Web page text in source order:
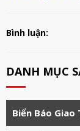
Bình luận:
DANH MỤC
Biển Báo Giao